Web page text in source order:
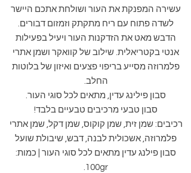
עשירה המפנקת את העור ושולחת אתכם היישר
לשדה פתוח עם ריח מתקתק וזמזום דבורים.
הדבש מאט את הזדקנות העור ויעיל בפעילות
אנטי בקטריאלית. שילוב של קוואקר ושמן אתרי
פלמרוזה מסייע בריפוי פצעים ואיזון של בלוטות
החלב.
סבון פילינג עדין, מתאים לכל סוגי העור.
סבון טבעי מרכיבים טבעיים בלבד!
רכיבים: שמן זית, שמן קוקוס, שמן דקל, שמן אתרי
פלמרוזה, אשכולית לבנה, דבש, שיבולת שועל
סבון פילנג עדין מתאים לכל סוגי העור | כמות:
100gr.